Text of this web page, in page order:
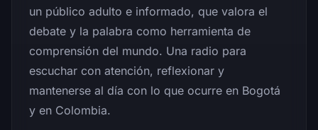
un público adulto e informado, que valora el
debate y la palabra como herramienta de
comprensión del mundo. Una radio para
escuchar con atención, reflexionar y
mantenerse al día con lo que ocurre en Bogotá
y en Colombia.